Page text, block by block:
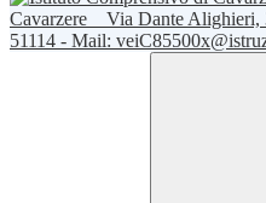
Cavarzere
Via Dante Alighieri,
51114 - Mail: